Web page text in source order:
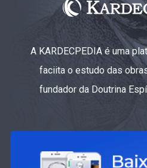
A KARDECPEDIA é uma
faciita o estudo das
fundador da Doutrina